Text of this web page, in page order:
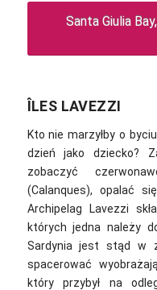
Santa Giulia
ÎLES LAVEZZI
Kto nie marzyłby o
dzień jako dziecko?
zobaczyć
(Calanques), opalać
Archipelag Lavezzi
których jedna należy
Sardynia jest stąd w
spacerować
który przybył na